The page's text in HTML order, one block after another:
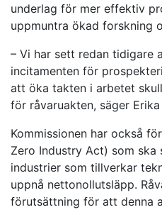
underlag för mer effektiv
uppmuntra ökad forskning
– Vi har sett redan tidigare
incitamenten för
att öka takten i arbetet
för råvaruakten, säger
Kommissionen har också
Zero Industry Act) som ska
industrier som tillverkar
uppnå nettonollutsläpp.
förutsättning för att denna